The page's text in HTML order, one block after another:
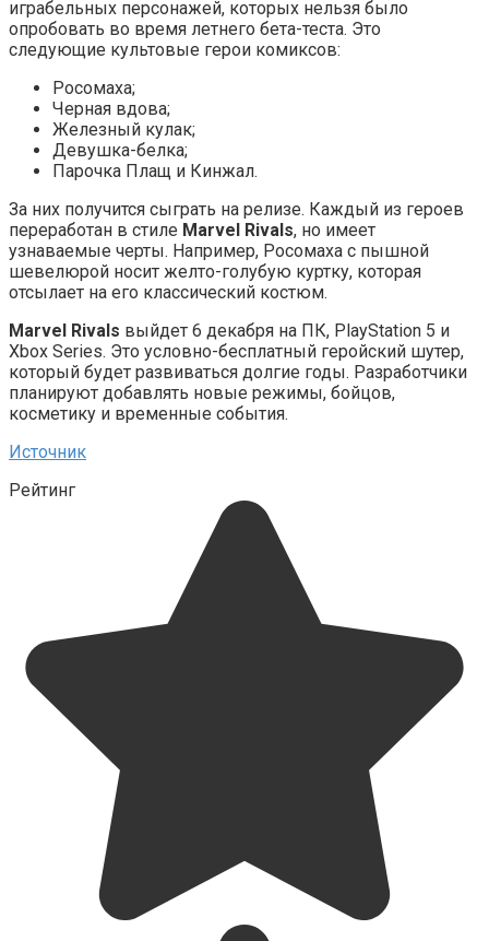
играбельных персонажей, которых нельзя было
опробовать во время летнего бета-теста. Это
следующие культовые герои комиксов:
Росомаха;
Черная вдова;
Железный кулак;
Девушка-белка;
Парочка Плащ и Кинжал.
За них получится сыграть на релизе. Каждый из героев
переработан в стиле Marvel Rivals, но имеет
узнаваемые черты. Например, Росомаха с пышной
шевелюрой носит желто-голубую куртку, которая
отсылает на его классический костюм.
Marvel Rivals выйдет 6 декабря на ПК, PlayStation 5 и
Xbox Series. Это условно-бесплатный геройский шутер,
который будет развиваться долгие годы. Разработчики
планируют добавлять новые режимы, бойцов,
косметику и временные события.
Источник
Рейтинг